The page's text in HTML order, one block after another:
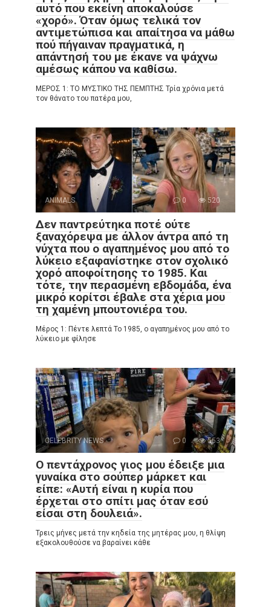
αυτό που εκείνη αποκαλούσε
«χορό». Όταν όμως τελικά τον
αντιμετώπισα και απαίτησα να μάθω
πού πήγαιναν πραγματικά, η
απάντησή του με έκανε να ψάχνω
αμέσως κάπου να καθίσω.
ΜΕΡΟΣ 1: ΤΟ ΜΥΣΤΙΚΟ ΤΗΣ ΠΕΜΠΤΗΣ Τρία χρόνια μετά
τον θάνατο του πατέρα μου,
ANIMALS 0 520
Δεν παντρεύτηκα ποτέ ούτε
ξαναχόρεψα με άλλον άντρα από τη
νύχτα που ο αγαπημένος μου από το
λύκειο εξαφανίστηκε στον σχολικό
χορό αποφοίτησης το 1985. Και
τότε, την περασμένη εβδομάδα, ένα
μικρό κορίτσι έβαλε στα χέρια μου
τη χαμένη μπουτονιέρα του.
Μέρος 1: Πέντε λεπτά Το 1985, ο αγαπημένος μου από το
λύκειο με φίλησε
CELEBRITY NEWS 0 553
Ο πεντάχρονος γιος μου έδειξε μια
γυναίκα στο σούπερ μάρκετ και
είπε: «Αυτή είναι η κυρία που
έρχεται στο σπίτι μας όταν εσύ
είσαι στη δουλειά».
Τρεις μήνες μετά την κηδεία της μητέρας μου, η θλίψη
εξακολουθούσε να βαραίνει κάθε